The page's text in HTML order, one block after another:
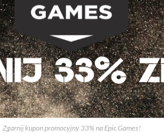
Zgarnij kupon promocyjny 33% na Epic Games!